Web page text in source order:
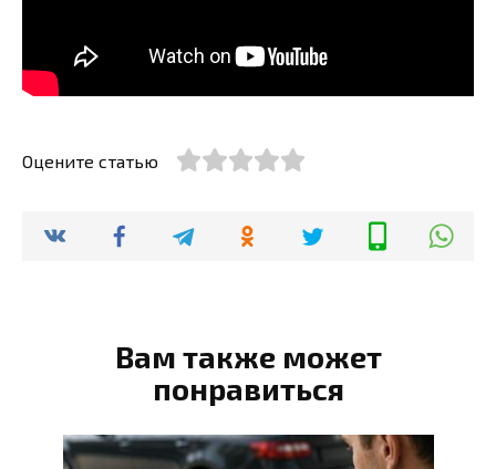
Оцените статью
Вам также может
понравиться